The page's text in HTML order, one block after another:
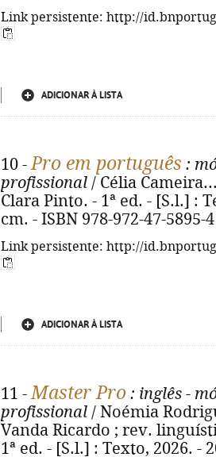
Link persistente: http://
ADICIONAR À LISTA
10 -Pro em português :
profissional / Célia
Clara Pinto. - 1ª ed. - [S.l.] :
cm. - ISBN 978-972-47-5895-4
Link persistente: http://
ADICIONAR À LISTA
11 -Master Pro : inglês -
profissional / Noémia
Vanda Ricardo ; rev.
1ª ed. - [S.l.] : Texto, 2026. -